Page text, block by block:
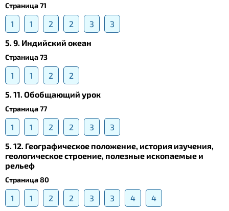
Страница 71
1 1 2 2 3
3
5. 9. Индийский океан
Страница 73
1 1 2
2
5. 11. Обобщающий урок
Страница 77
1 1 2 2 3
3
5. 12. Географическое положение, история изучения,
геологическое строение, полезные ископаемые и
рельеф
Страница 80
1 1 2 2 3 3 4
4